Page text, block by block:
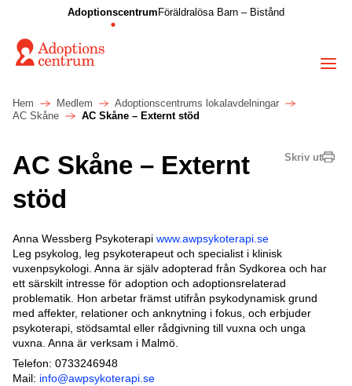
Adoptionscentrum Föräldralösa Barn – Bistånd
Hem Medlem
Adoptionscentrums lokalavdelningar
AC Skåne
AC Skåne – Externt stöd
Skriv ut
AC Skåne – Externt
stöd
Anna Wessberg Psykoterapi www.awpsykoterapi.se
Leg psykolog, leg psykoterapeut och specialist i klinisk
vuxenpsykologi. Anna är själv adopterad från Sydkorea och har
ett särskilt intresse för adoption och adoptionsrelaterad
problematik. Hon arbetar främst utifrån psykodynamisk grund
med affekter, relationer och anknytning i fokus, och erbjuder
psykoterapi, stödsamtal eller rådgivning till vuxna och unga
vuxna. Anna är verksam i Malmö.
Telefon: 0733246948
Mail: info@awpsykoterapi.se